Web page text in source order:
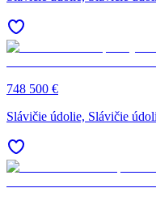
748 500 €
Slávičie údolie, Slávičie